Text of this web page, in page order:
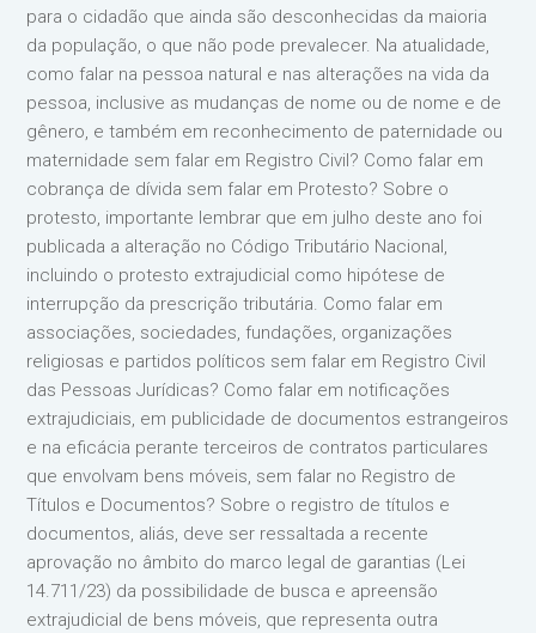
para o cidadão que ainda são desconhecidas da maioria
da população, o que não pode prevalecer. Na atualidade,
como falar na pessoa natural e nas alterações na vida da
pessoa, inclusive as mudanças de nome ou de nome e de
gênero, e também em reconhecimento de paternidade ou
maternidade sem falar em Registro Civil? Como falar em
cobrança de dívida sem falar em Protesto? Sobre o
protesto, importante lembrar que em julho deste ano foi
publicada a alteração no Código Tributário Nacional,
incluindo o protesto extrajudicial como hipótese de
interrupção da prescrição tributária. Como falar em
associações, sociedades, fundações, organizações
religiosas e partidos políticos sem falar em Registro Civil
das Pessoas Jurídicas? Como falar em notificações
extrajudiciais, em publicidade de documentos estrangeiros
e na eficácia perante terceiros de contratos particulares
que envolvam bens móveis, sem falar no Registro de
Títulos e Documentos? Sobre o registro de títulos e
documentos, aliás, deve ser ressaltada a recente
aprovação no âmbito do marco legal de garantias (Lei
14.711/23) da possibilidade de busca e apreensão
extrajudicial de bens móveis, que representa outra